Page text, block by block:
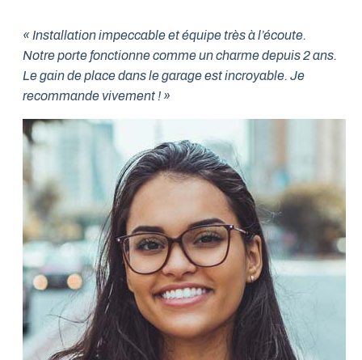
« Installation impeccable et équipe très à l’écoute.
Notre porte fonctionne comme un charme depuis 2 ans.
Le gain de place dans le garage est incroyable. Je
recommande vivement ! »